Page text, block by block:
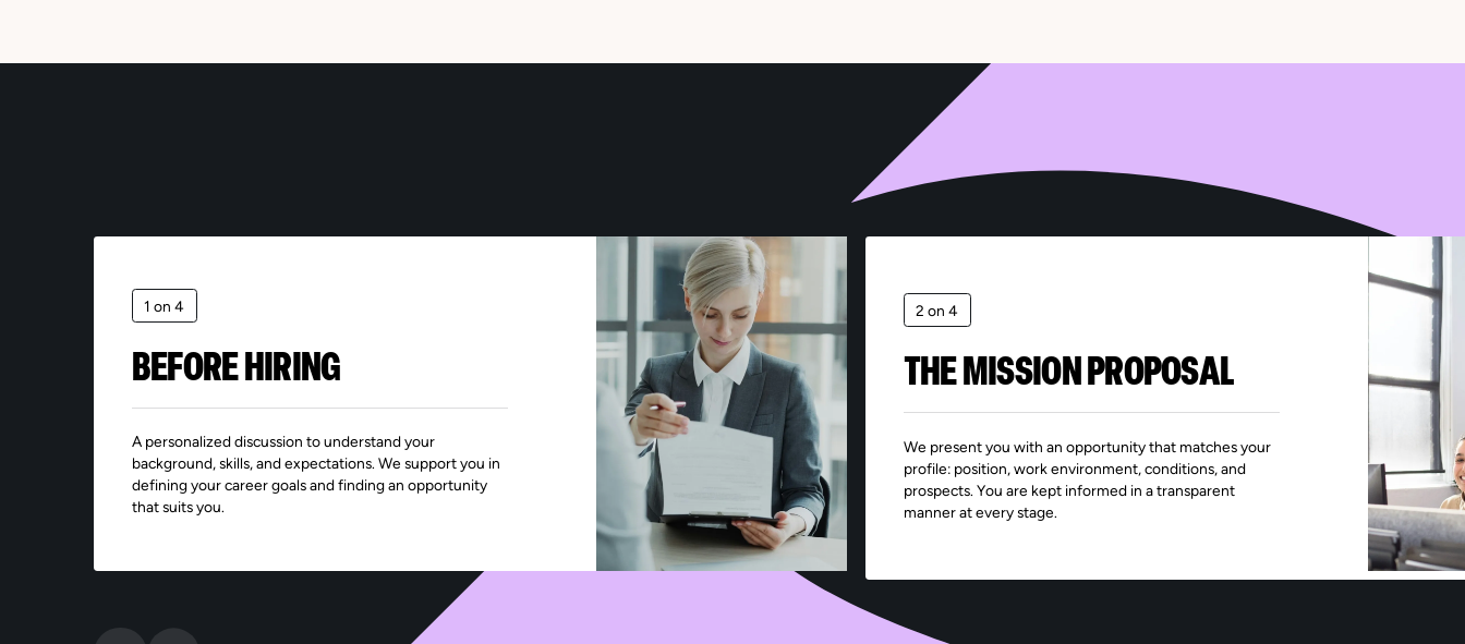
*The information collected by Sofitex Luxembourg via this form is subject to computer processing
for the purpose of managing application files and recruitment. Information marked with an asterisk is
mandatory – failure to provide this information will make it impossible to process the request. This
information is intended exclusively for the departments of Sofitex Luxembourg, its clients, and any
subcontractors involved in the provision of services. The data is kept for the period necessary for the
purposes for which it is processed, as specified in our Data Protection Policy. In accordance with
Regulation (EU) 2016/679 on the protection of personal data, you have the right to access, rectify,
delete, and object to the use of your data for legitimate reasons by sending your request,
accompanied by proof of identity, to: rgpd@sofitex.lu
1 on 4
BEFORE HIRING
A personalized discussion to understand your
background, skills, and expectations. We support you in
defining your career goals and finding an opportunity
that suits you.
2 on 4
THE MISSION PROPOSAL
We present you with an opportunity that matches your
profile: position, work environment, conditions, and
prospects. You are kept informed in a transparent
manner at every stage.